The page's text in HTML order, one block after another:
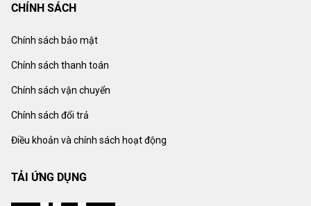
CHÍNH SÁCH
Chính sách bảo mật
Chính sách thanh toán
Chính sách vận chuyển
Chính sách đổi trả
Điều khoản và chính sách hoạt động
TẢI ỨNG DỤNG